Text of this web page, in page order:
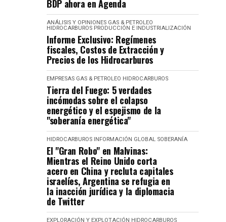
BDP ahora en Agenda
ANÁLISIS Y OPINIONES GAS & PETROLEO
HIDROCARBUROS PRODUCCIÓN E INDUSTRIALIZACIÓN
Informe Exclusivo: Regímenes
fiscales, Costos de Extracción y
Precios de los Hidrocarburos
EMPRESAS GAS & PETROLEO HIDROCARBUROS
Tierra del Fuego: 5 verdades
incómodas sobre el colapso
energético y el espejismo de la
"soberanía energética"
HIDROCARBUROS INFORMACIÓN GLOBAL SOBERANÍA
El "Gran Robo" en Malvinas:
Mientras el Reino Unido corta
acero en China y recluta capitales
israelíes, Argentina se refugia en
la inacción jurídica y la diplomacia
de Twitter
EXPLORACIÓN Y EXPLOTACIÓN HIDROCARBUROS